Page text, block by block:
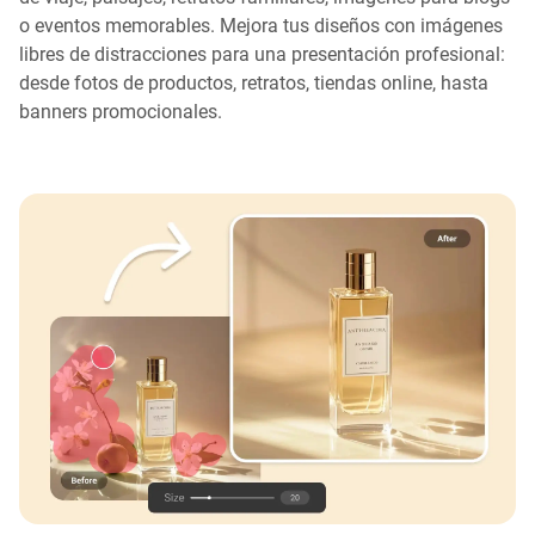
o eventos memorables. Mejora tus diseños con imágenes
libres de distracciones para una presentación profesional:
desde fotos de productos, retratos, tiendas online, hasta
banners promocionales.